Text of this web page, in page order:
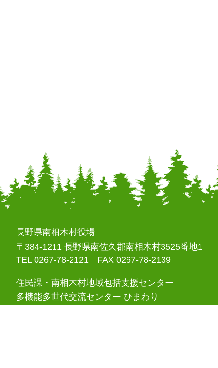
長野県南相木村役場
〒384-1211 長野県南佐久郡南相木村3525番地1
TEL 0267-78-2121 FAX 0267-78-2139
住民課・南相木村地域包括支援センター
多機能多世代交流センター ひまわり